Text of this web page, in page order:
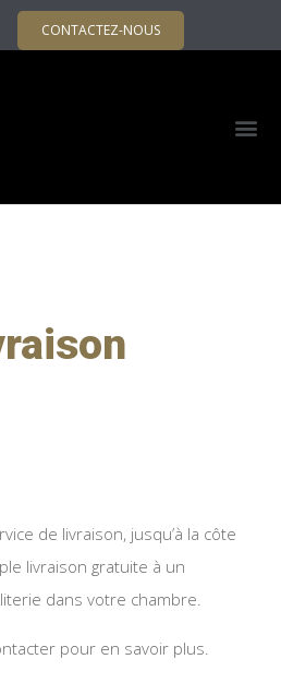
CONTACTEZ-NOUS
de livraison, jusqu’à la côte
livraison gratuite à un
dans votre chambre.
pour en savoir plus.